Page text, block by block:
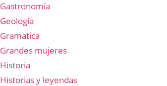
Gastronomía
Geología
Gramatica
Grandes mujeres
Historia
Historias y leyendas